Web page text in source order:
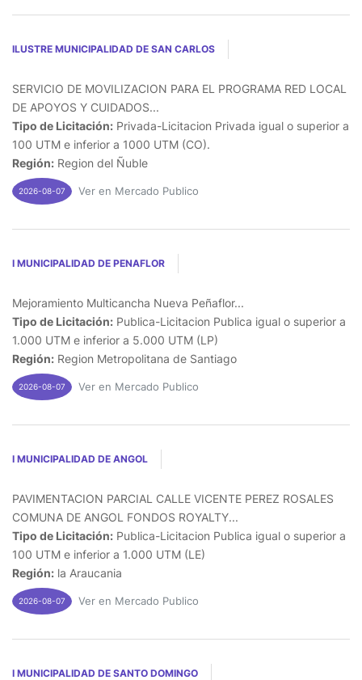
ILUSTRE MUNICIPALIDAD DE SAN CARLOS
SERVICIO DE MOVILIZACION PARA EL PROGRAMA RED LOCAL
DE APOYOS Y CUIDADOS...
Tipo de Licitación: Privada-Licitacion Privada igual o superior a
100 UTM e inferior a 1000 UTM (CO).
Región: Region del Ñuble
2026-08-07 Ver en Mercado Publico
I MUNICIPALIDAD DE PENAFLOR
Mejoramiento Multicancha Nueva Peñaflor...
Tipo de Licitación: Publica-Licitacion Publica igual o superior a
1.000 UTM e inferior a 5.000 UTM (LP)
Región: Region Metropolitana de Santiago
2026-08-07 Ver en Mercado Publico
I MUNICIPALIDAD DE ANGOL
PAVIMENTACION PARCIAL CALLE VICENTE PEREZ ROSALES
COMUNA DE ANGOL FONDOS ROYALTY...
Tipo de Licitación: Publica-Licitacion Publica igual o superior a
100 UTM e inferior a 1.000 UTM (LE)
Región: la Araucania
2026-08-07 Ver en Mercado Publico
I MUNICIPALIDAD DE SANTO DOMINGO